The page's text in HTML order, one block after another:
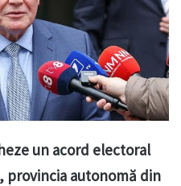
un acord electoral
provincia autonomă din